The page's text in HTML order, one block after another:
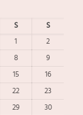
S S
1 2
8 9
15 16
22 23
29 30